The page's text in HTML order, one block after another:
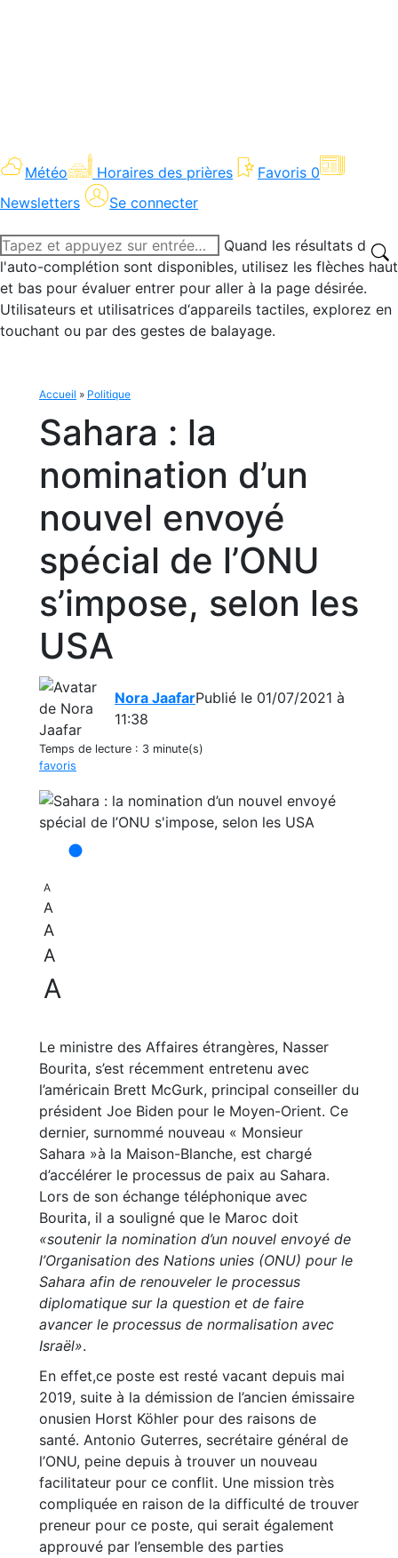
Météo Horaires des prières Favoris 0
Newsletters
Se connecter
Recherche
:
Quand les résultats de
l'auto-complétion sont disponibles, utilisez les flèches haut
et bas pour évaluer entrer pour aller à la page désirée.
Utilisateurs et utilisatrices d‘appareils tactiles, explorez en
touchant ou par des gestes de balayage.
Accueil » Politique
Sahara : la
nomination d’un
nouvel envoyé
spécial de l’ONU
s’impose, selon les
USA
Nora JaafarPublié le 01/07/2021 à
11:38
Temps de lecture : 3 minute(s)
favoris
A
A
A
A
A
Le ministre des Affaires étrangères, Nasser
Bourita, s’est récemment entretenu avec
l’américain Brett McGurk, principal conseiller du
président Joe Biden pour le Moyen-Orient. Ce
dernier, surnommé nouveau « Monsieur
Sahara »à la Maison-Blanche, est chargé
d’accélérer le processus de paix au Sahara.
Lors de son échange téléphonique avec
Bourita, il a souligné que le Maroc doit
«soutenir la nomination d’un nouvel envoyé de
l’Organisation des Nations unies (ONU) pour le
Sahara afin de renouveler le processus
diplomatique sur la question et de faire
avancer le processus de normalisation avec
Israël».
En effet,ce poste est resté vacant depuis mai
2019, suite à la démission de l’ancien émissaire
onusien Horst Köhler pour des raisons de
santé. Antonio Guterres, secrétaire général de
l’ONU, peine depuis à trouver un nouveau
facilitateur pour ce conflit. Une mission très
compliquée en raison de la difficulté de trouver
preneur pour ce poste, qui serait également
approuvé par l’ensemble des parties